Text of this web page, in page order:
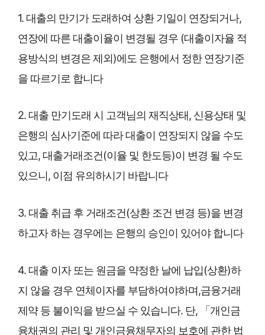
1. 대출의 만기가 도래하여 상환 기일이 연장되거나,
연장에 따른 대출이율이 변경될 경우 (대출이자율 적
용방식의 변경은 제외)에도 은행에서 정한 연장기준
을 따르기로 합니다
2. 대출 만기도래 시 고객님의 재직상태, 신용상태 및
은행의 심사기준에 따라 대출이 연장되지 않을 수도
있고, 대출거래조건(이율 및 한도등)이 변경 될 수도
있으니, 이점 유의하시기 바랍니다
3. 대출 취급 후 거래조건(상환 조건 변경 등)을 변경
하고자 하는 경우에는 은행의 승인이 있어야 합니다
4. 대출 이자 또는 원금을 약정한 날에 납입(상환)하
지 않을 경우 연체이자를 부담하여야하며,금융거래
제약 등 불이익을 받으실 수 있습니다. 단, 「개인금
융채권의 관리 및 개인금융채무자의 보호에 관한 법